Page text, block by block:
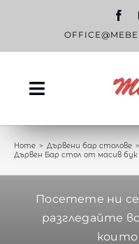
Toggle
НАЧАЛО
OUTLET
ЗА НАС
Home
Дървени бар столове
Дървен Бар стол от масив бук
Посетете ни
разгледайте
които